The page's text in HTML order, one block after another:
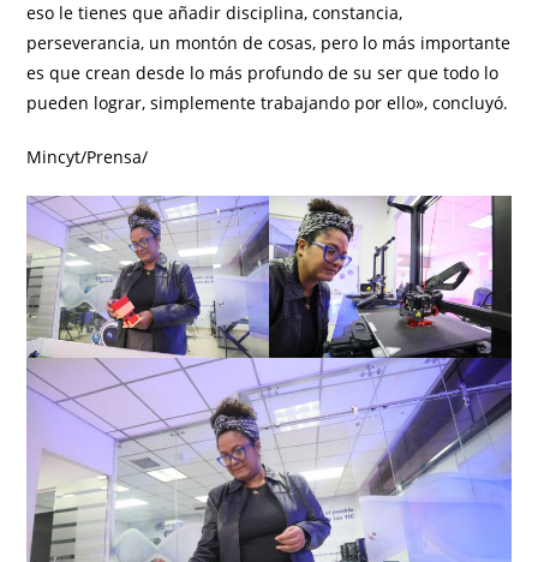
eso le tienes que añadir disciplina, constancia,
perseverancia, un montón de cosas, pero lo más importante
es que crean desde lo más profundo de su ser que todo lo
pueden lograr, simplemente trabajando por ello», concluyó.
Mincyt/Prensa/